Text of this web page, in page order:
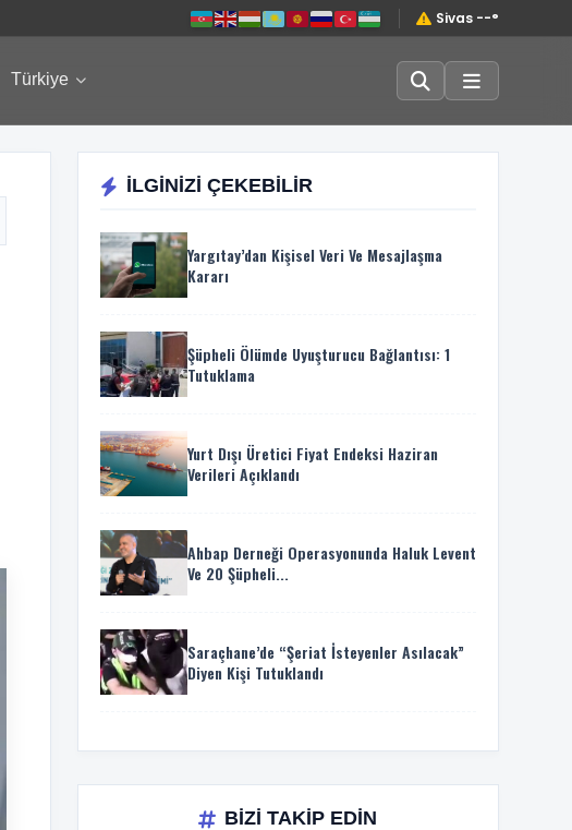
Sivas --°
Türkiye
İLGİNİZİ ÇEKEBİLİR
Yargıtay’dan Kişisel Veri Ve Mesajlaşma
Kararı
Şüpheli Ölümde Uyuşturucu Bağlantısı: 1
Tutuklama
Yurt Dışı Üretici Fiyat Endeksi Haziran
Verileri Açıklandı
Ahbap Derneği Operasyonunda Haluk Levent
Ve 20 Şüpheli...
Saraçhane’de “Şeriat İsteyenler Asılacak”
Diyen Kişi Tutuklandı
BİZİ TAKİP EDİN